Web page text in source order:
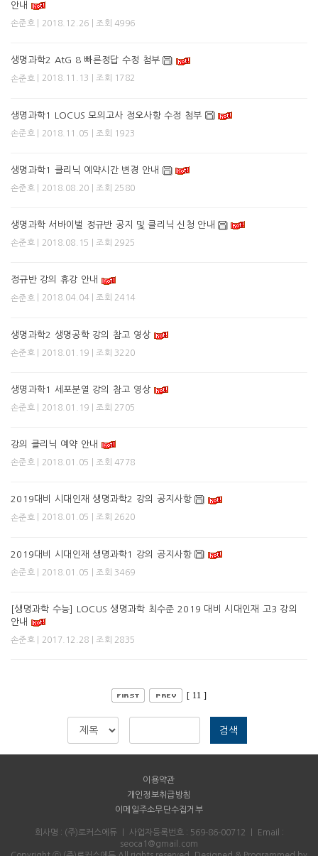
안내
손준호| 2018.12.26 | 조회 4996
생명과학2 AtG 8 빠른정답 수정 첨부
손준호 | 2018.11.13 | 조회 1782
생명과학1 LOCUS 모의고사 정오사항 수정 첨부
손준호| 2018.11.05 | 조회 1923
생명과학1 클리닉 예약시간 변경 안내
손준호| 2018.08.20 | 조회 2580
생명과학 서바이벌 정규반 공지 및 클리닉 신청 안내
손준호| 2018.08.15 | 조회 2925
정규반 강의 휴강 안내
손준호 | 2018.04.04 | 조회 2414
생명과학2 생명공학 강의 참고 영상
손준호| 2018.01.19 | 조회 3220
생명과학1 세포분열 강의 참고 영상
손준호| 2018.01.19 | 조회 2705
강의 클리닉 예약 안내
손준호| 2018.01.05 | 조회 4778
2019대비 시대인재 생명과학2 강의 공지사항
손준호 | 2018.01.05 | 조회 2620
2019대비 시대인재 생명과학1 강의 공지사항
손준호| 2018.01.05 | 조회 3469
[생명과학 수능] LOCUS 생명과학 최수준 2019 대비 시대인재 고3 강의
안내
손준호| 2017.12.28 | 조회 2835
[ 11 ]
검색
이용약관
개인정보취급방침
이메일주소무단수집거부
회사명 : (주)로커스에듀｜ 사업자등록번호 : 569-86-00712
Email :
seoca1@gmail.com